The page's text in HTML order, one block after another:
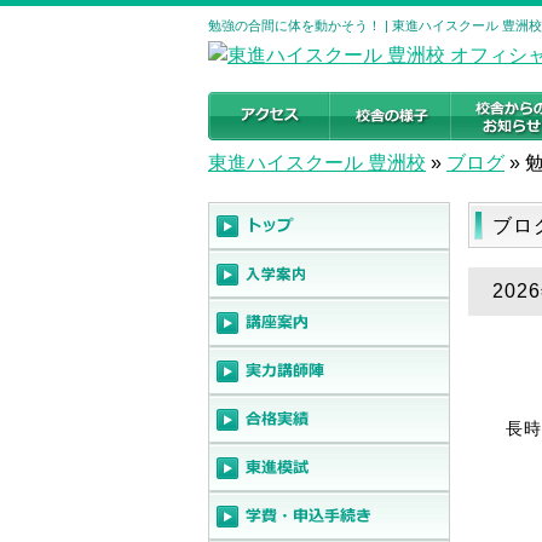
勉強の合間に体を動かそう！ | 東進ハイスクール 豊洲
東進ハイスクール 豊洲校 » ブログ »
ブロ
長